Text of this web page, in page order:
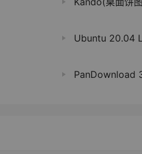
Ubuntu 20.04
PanDownload